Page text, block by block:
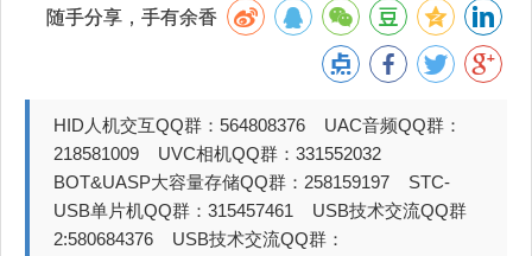
随手分享，手有余香
HID人机交互QQ群：564808376 UAC音频QQ群：
218581009 UVC相机QQ群：331552032
BOT&UASP大容量存储QQ群：258159197 STC-
USB单片机QQ群：315457461 USB技术交流QQ群
2:580684376 USB技术交流QQ群：